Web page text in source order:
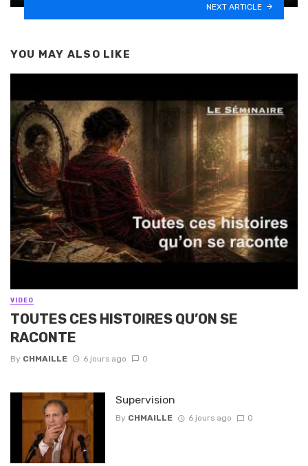
NEXT ARTICLE
YOU MAY ALSO LIKE
VIDEO
TOUTES CES HISTOIRES QU’ON SE
RACONTE
By CHMAILLE 6 jours ago 0
Supervision
By CHMAILLE 6 jours ago 0